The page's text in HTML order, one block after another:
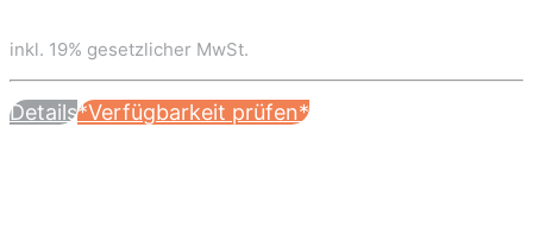
inkl. 19% gesetzlicher MwSt.
Details*Verfügbarkeit prüfen*